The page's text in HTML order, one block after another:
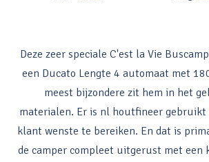
Deze zeer speciale C'est la Vie
een Ducato Lengte 4 automaat met
meest bijzondere zit hem in het
materialen. Er is nl houtfineer gebruikt
klant wenste te bereiken. En dat is
de camper compleet uitgerust met een